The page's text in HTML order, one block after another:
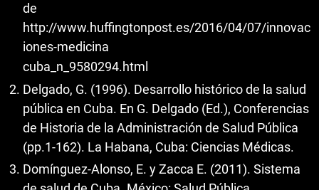
de
http://www.huffingtonpost.es/2016/04/07/innovac
iones-medicina
cuba_n_9580294.html
Delgado, G. (1996). Desarrollo histórico de la salud
pública en Cuba. En G. Delgado (Ed.), Conferencias
de Historia de la Administración de Salud Pública
(pp.1-162). La Habana, Cuba: Ciencias Médicas.
Domínguez-Alonso, E. y Zacca E. (2011). Sistema